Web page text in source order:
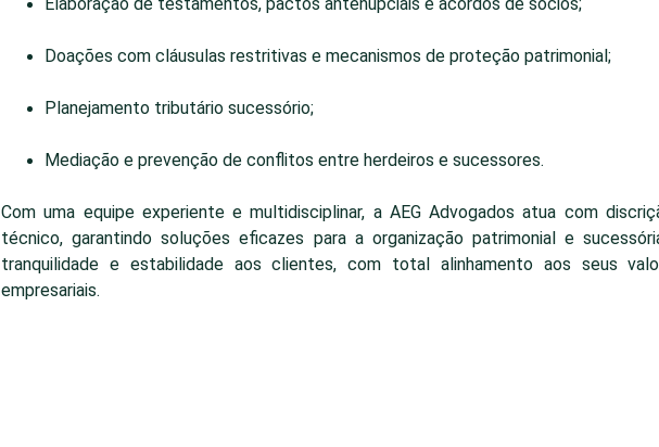
Doações com cláusulas restritivas e mecanismos de proteção patrimonial;
Planejamento tributário sucessório;
Mediação e prevenção de conflitos entre herdeiros e sucessores.
Com uma equipe experiente e multidisciplinar, a AEG Advogados atua com
técnico, garantindo soluções eficazes para a organização patrimonial e
tranquilidade e estabilidade aos clientes, com total alinhamento aos seus
empresariais.